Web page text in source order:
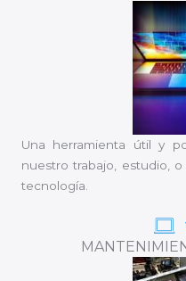
Una herramienta útil y
nuestro trabajo, estudio,
tecnología.